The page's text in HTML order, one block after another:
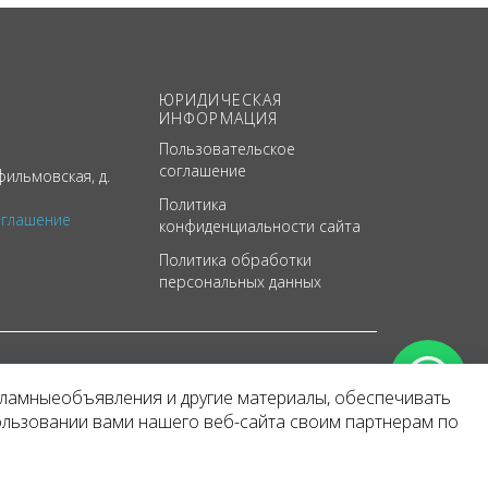
д.
ЮРИДИЧЕСКАЯ
ИНФОРМАЦИЯ
Пользовательское
соглашение
Политика
конфиденциальности сайта
Политика обработки
персональных данных
и другие материалы, обеспечивать
вами нашего веб-сайта своим партнерам по